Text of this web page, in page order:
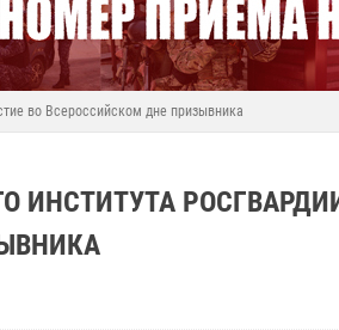
во Всероссийском дне призывника
ИНСТИТУТА